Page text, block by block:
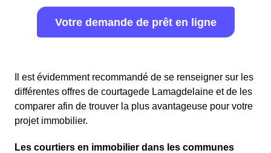
Votre demande de prêt en ligne
Il est évidemment recommandé de se renseigner sur les
différentes offres de courtagede Lamagdelaine et de les
comparer afin de trouver la plus avantageuse pour votre
projet immobilier.
Les courtiers en immobilier dans les communes